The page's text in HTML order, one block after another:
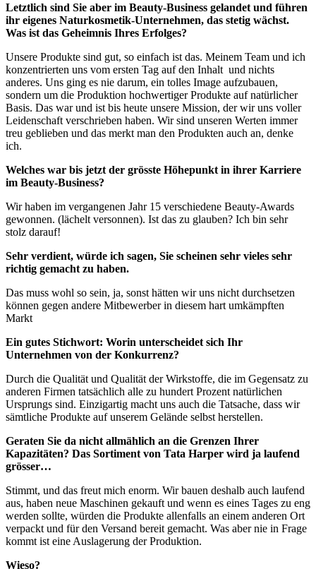
Letztlich sind Sie aber im Beauty-Business gelandet und führen
ihr eigenes Naturkosmetik-Unternehmen, das stetig wächst.
Was ist das Geheimnis Ihres Erfolges?
Unsere Produkte sind gut, so einfach ist das. Meinem Team und ich
konzentrierten uns vom ersten Tag auf den Inhalt und nichts
anderes. Uns ging es nie darum, ein tolles Image aufzubauen,
sondern um die Produktion hochwertiger Produkte auf natürlicher
Basis. Das war und ist bis heute unsere Mission, der wir uns voller
Leidenschaft verschrieben haben. Wir sind unseren Werten immer
treu geblieben und das merkt man den Produkten auch an, denke
ich.
Welches war bis jetzt der grösste Höhepunkt in ihrer Karriere
im Beauty-Business?
Wir haben im vergangenen Jahr 15 verschiedene Beauty-Awards
gewonnen. (lächelt versonnen). Ist das zu glauben? Ich bin sehr
stolz darauf!
Sehr verdient, würde ich sagen, Sie scheinen sehr vieles sehr
richtig gemacht zu haben.
Das muss wohl so sein, ja, sonst hätten wir uns nicht durchsetzen
können gegen andere Mitbewerber in diesem hart umkämpften
Markt
Ein gutes Stichwort: Worin unterscheidet sich Ihr
Unternehmen von der Konkurrenz?
Durch die Qualität und Qualität der Wirkstoffe, die im Gegensatz zu
anderen Firmen tatsächlich alle zu hundert Prozent natürlichen
Ursprungs sind. Einzigartig macht uns auch die Tatsache, dass wir
sämtliche Produkte auf unserem Gelände selbst herstellen.
Geraten Sie da nicht allmählich an die Grenzen Ihrer
Kapazitäten? Das Sortiment von Tata Harper wird ja laufend
grösser…
Stimmt, und das freut mich enorm. Wir bauen deshalb auch laufend
aus, haben neue Maschinen gekauft und wenn es eines Tages zu eng
werden sollte, würden die Produkte allenfalls an einem anderen Ort
verpackt und für den Versand bereit gemacht. Was aber nie in Frage
kommt ist eine Auslagerung der Produktion.
Wieso?